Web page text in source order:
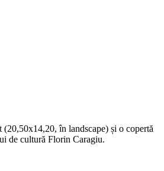
în landscape) și o copertă
de cultură Florin Caragiu.